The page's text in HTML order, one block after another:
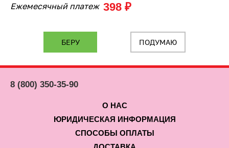
Ежемесячный платеж 398 ₽
ПОДУМАЮ
8 (800) 350-35-90
О НАС
ЮРИДИЧЕСКАЯ ИНФОРМАЦИЯ
СПОСОБЫ ОПЛАТЫ